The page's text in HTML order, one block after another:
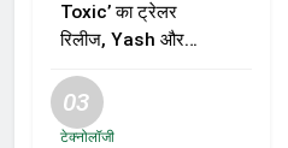
Toxic’ का ट्रेलर
रिलीज, Yash और
जोड़ी ने मचाई हलचल,
फिल्म को लेकर बढ़ी
03
टेक्नोलॉजी